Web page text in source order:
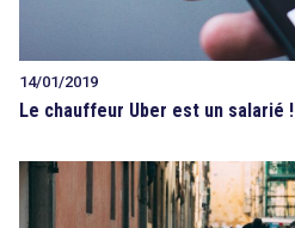
14/01/2019
Le chauffeur Uber est un salarié !